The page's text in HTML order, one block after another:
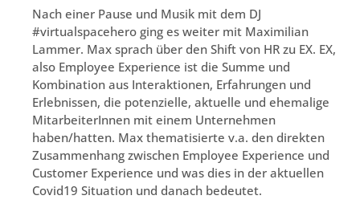
Nach einer Pause und Musik mit dem DJ
#virtualspacehero ging es weiter mit Maximilian
Lammer. Max sprach über den Shift von HR zu EX. EX,
also Employee Experience ist die Summe und
Kombination aus Interaktionen, Erfahrungen und
Erlebnissen, die potenzielle, aktuelle und ehemalige
MitarbeiterInnen mit einem Unternehmen
haben/hatten. Max thematisierte v.a. den direkten
Zusammenhang zwischen Employee Experience und
Customer Experience und was dies in der aktuellen
Covid19 Situation und danach bedeutet.